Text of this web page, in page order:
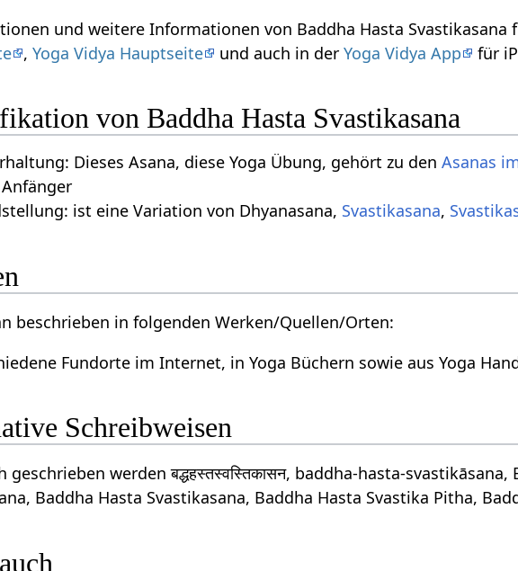
und weitere Informationen von Baddha Hasta
,Yoga Vidya Hauptseite und auch in derYoga Vidya App für
von Baddha Hasta Svastikasana
Dieses Asana, diese Yoga Übung, gehört zu denAsanas
ist eine Variation von Dhyanasana, Svastikasana,
beschrieben in folgenden Werken/Quellen/Orten:
Fundorte im Internet, in Yoga Büchern sowie aus Yoga
Schreibweisen
geschrieben werden बद्धहस्तस्वस्तिकासन, baddha-hasta-
Baddha Hasta Svastikasana, Baddha Hasta Svastika Pitha,